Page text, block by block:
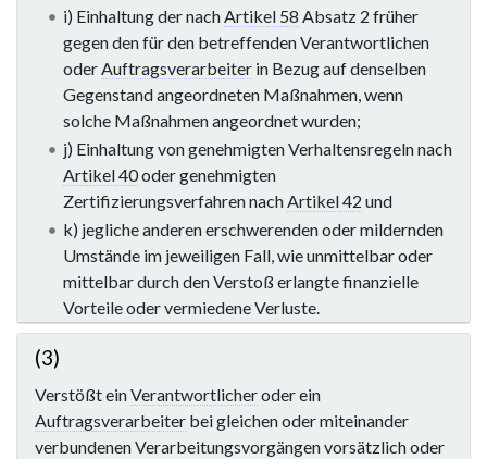
i) Einhaltung der nachArtikel 58 Absatz 2 früher
gegen den für den betreffenden Verantwortlichen
oderAuftragsverarbeiterin Bezug auf denselben
Gegenstand angeordneten Maßnahmen, wenn
solche Maßnahmen angeordnet wurden;
j) Einhaltung von genehmigten Verhaltensregeln nach
Artikel 40oder genehmigten
Zertifizierungsverfahren nachArtikel 42 und
k) jegliche anderen erschwerenden oder mildernden
Umstände im jeweiligen Fall, wie unmittelbar oder
mittelbar durch den Verstoß erlangte finanzielle
Vorteile oder vermiedene Verluste.
(3)
Verstößt einVerantwortlicheroder ein
Auftragsverarbeiter bei gleichen oder miteinander
verbundenen Verarbeitungsvorgängen vorsätzlich oder